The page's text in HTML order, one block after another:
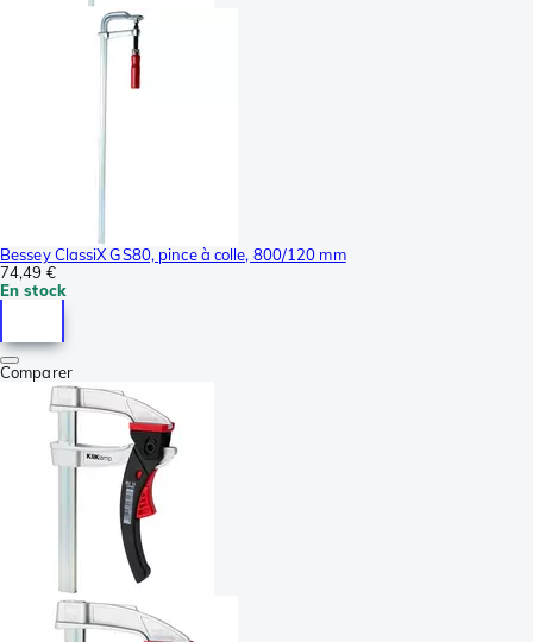
Bessey ClassiX GS80, pince à colle, 800/120 mm
74,49 €
En stock
Comparer